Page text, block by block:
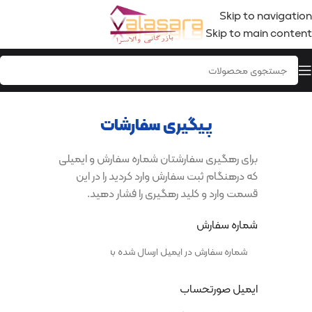
Skip to navigation
Skip to main content
پیگیری سفارشات
برای رهگیری سفارشتان شماره سفارش و ایمیلی
که درهنگام ثبت سفارش وارد کردید را در این
قسمت وارد و کلید رهگیری را فشار دهید.
شماره سفارش
ایمیل صورتحساب